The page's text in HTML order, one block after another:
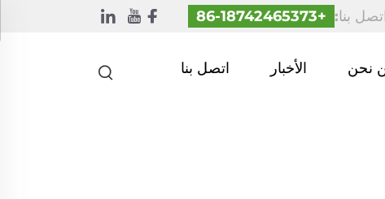
اتصل بنا: +86-18742465373
نحن الأخبار اتصل بنا